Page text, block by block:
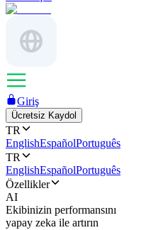
Giriş
Ücretsiz Kaydol
TR
EnglishEspañolPortuguês
TR
EnglishEspañolPortuguês
Özellikler
AI
Ekibinizin performansını
yapay zeka ile artırın